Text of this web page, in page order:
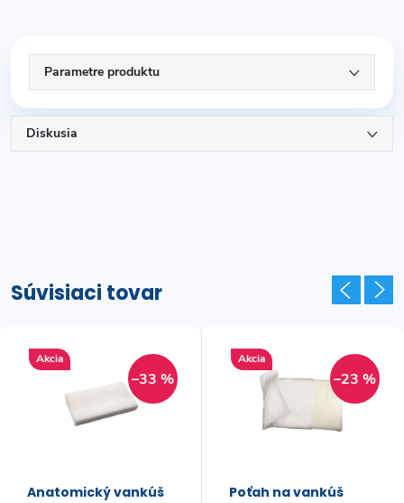
Parametre produktu
Diskusia
Súvisiaci tovar
Akcia
–33 %
Anatomický vankúš
Akcia
–23 %
Poťah na vankúš